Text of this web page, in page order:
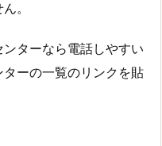
。
ターなら電話しやすい
ーの一覧のリンクを貼